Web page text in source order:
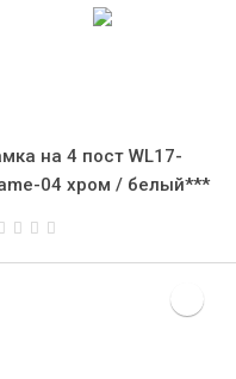
на 4 пост WL17-
04 хром / белый***